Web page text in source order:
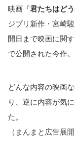
映画『君たちはど
ジブリ新作・宮崎
開日まで映画に関
で公開された今作。
どんな内容の映画
り、逆に内容が気
た。
（まんまと広告展